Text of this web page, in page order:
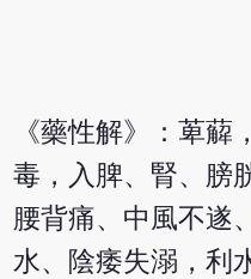
《藥性解》：萆薢
毒，入脾、腎、膀
腰背痛、中風不遂
水、陰痿失溺，利